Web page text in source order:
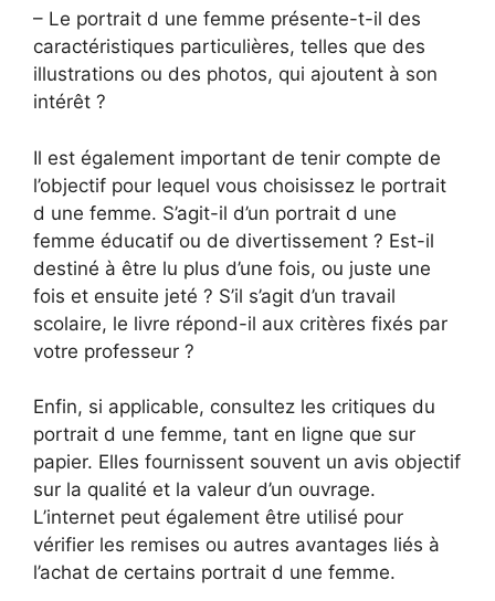
– Le portrait d une femme présente-t-il des
caractéristiques particulières, telles que des
illustrations ou des photos, qui ajoutent à son
intérêt ?
Il est également important de tenir compte de
l’objectif pour lequel vous choisissez le portrait
d une femme. S’agit-il d’un portrait d une
femme éducatif ou de divertissement ? Est-il
destiné à être lu plus d’une fois, ou juste une
fois et ensuite jeté ? S’il s’agit d’un travail
scolaire, le livre répond-il aux critères fixés par
votre professeur ?
Enfin, si applicable, consultez les critiques du
portrait d une femme, tant en ligne que sur
papier. Elles fournissent souvent un avis objectif
sur la qualité et la valeur d’un ouvrage.
L’internet peut également être utilisé pour
vérifier les remises ou autres avantages liés à
l’achat de certains portrait d une femme.